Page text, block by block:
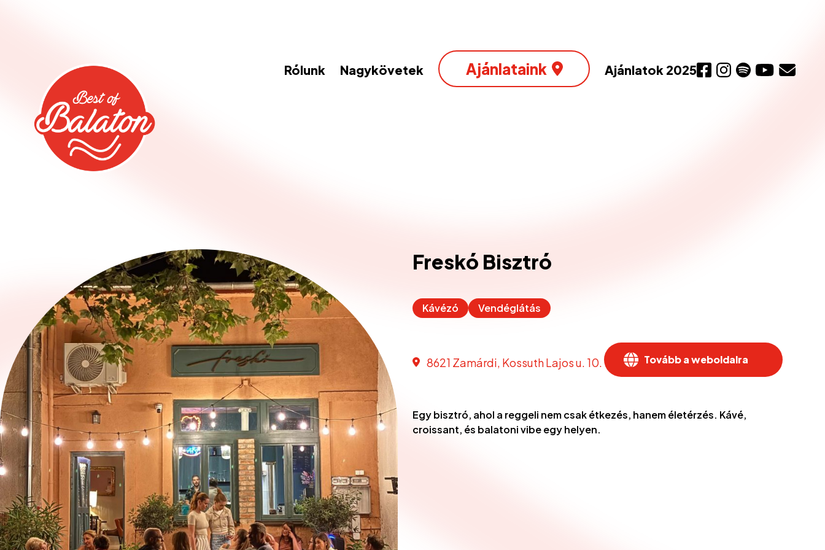
Rólunk Nagykövetek Ajánlataink Ajánlatok 2025
Freskó Bisztró
Kávézó Vendéglátás
8621 Zamárdi, Kossuth Lajos u. 10. Tovább a weboldalra
Egy bisztró, ahol a reggeli nem csak étkezés, hanem életérzés. Kávé,
croissant, és balatoni vibe egy helyen.